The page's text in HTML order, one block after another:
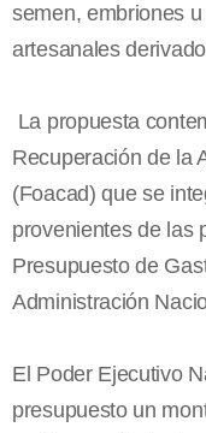
semen, embriones
artesanales
La propuesta
Recuperación de la
(Foacad) que se
provenientes de las
Presupuesto de
Administración
El Poder Ejecutivo
presupuesto un